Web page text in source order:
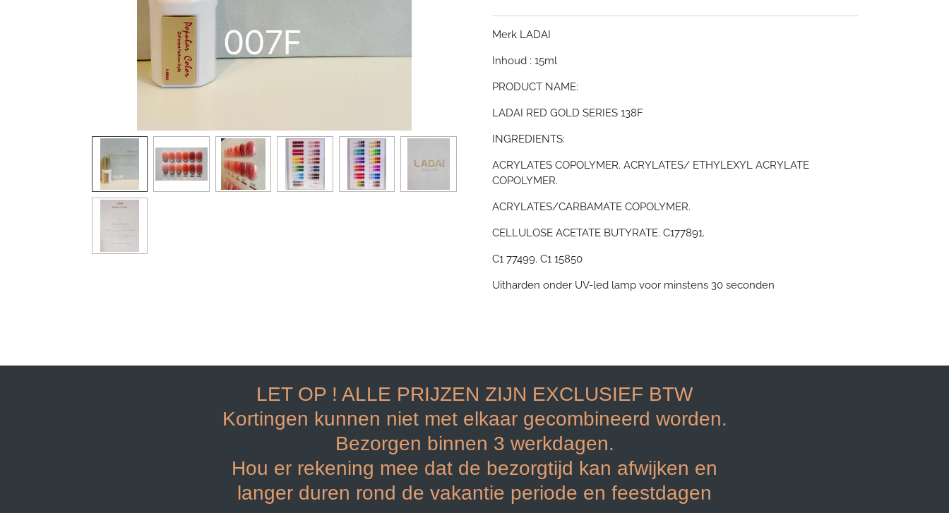
Merk LADAI
Inhoud : 15ml
PRODUCT NAME:
LADAI RED GOLD SERIES 138F
INGREDIENTS:
ACRYLATES COPOLYMER. ACRYLATES/ ETHYLEXYL ACRYLATE
COPOLYMER.
ACRYLATES/CARBAMATE COPOLYMER.
CELLULOSE ACETATE BUTYRATE. C177891.
C1 77499. C1 15850
Uitharden onder UV-led lamp voor minstens 30 seconden
LET OP ! ALLE PRIJZEN ZIJN EXCLUSIEF BTW
Kortingen kunnen niet met elkaar gecombineerd worden.
Bezorgen binnen 3 werkdagen.
Hou er rekening mee dat de bezorgtijd kan afwijken en
langer duren rond de vakantie periode en feestdagen